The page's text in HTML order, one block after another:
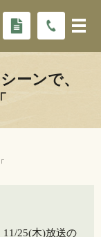
ーンで、